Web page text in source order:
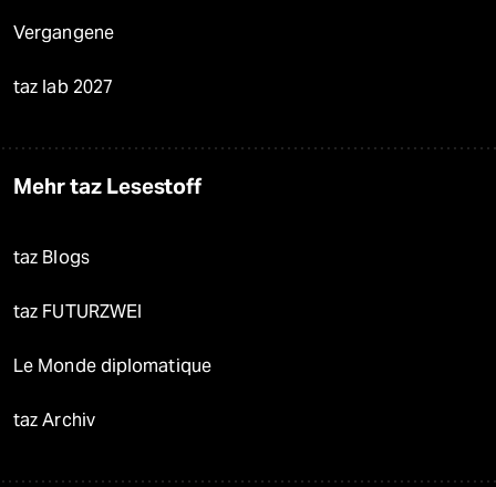
Vergangene
taz lab 2027
Mehr taz Lesestoff
taz Blogs
taz FUTURZWEI
Le Monde diplomatique
taz Archiv